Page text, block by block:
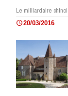
Le milliardaire
20/03/2016